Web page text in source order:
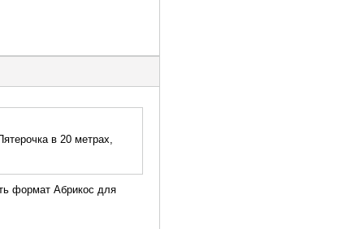
в 20 метрах,
формат Абрикос для